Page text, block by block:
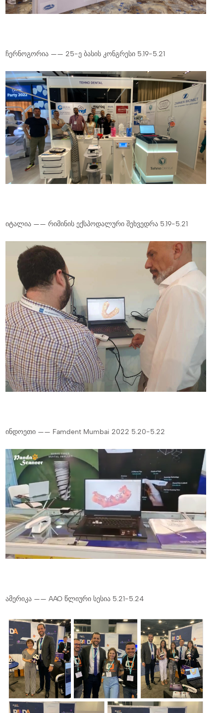
ჩერნოგორია —— 25-ე ბასის კონგრესი 5.19-5.21
იტალია —— რიმინის ექსპოდალური შეხვედრა 5.19-5.21
ინდოეთი —— Famdent Mumbai 2022 5.20-5.22
ამერიკა —— AAO წლიური სესია 5.21-5.24